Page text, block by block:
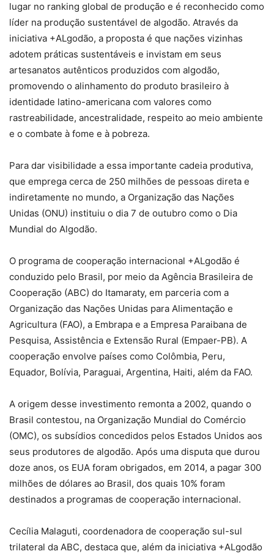
lugar no ranking global de produção e é reconhecido como
líder na produção sustentável de algodão. Através da
iniciativa +ALgodão, a proposta é que nações vizinhas
adotem práticas sustentáveis e invistam em seus
artesanatos autênticos produzidos com algodão,
promovendo o alinhamento do produto brasileiro à
identidade latino-americana com valores como
rastreabilidade, ancestralidade, respeito ao meio ambiente
e o combate à fome e à pobreza.
Para dar visibilidade a essa importante cadeia produtiva,
que emprega cerca de 250 milhões de pessoas direta e
indiretamente no mundo, a Organização das Nações
Unidas (ONU) instituiu o dia 7 de outubro como o Dia
Mundial do Algodão.
O programa de cooperação internacional +ALgodão é
conduzido pelo Brasil, por meio da Agência Brasileira de
Cooperação (ABC) do Itamaraty, em parceria com a
Organização das Nações Unidas para Alimentação e
Agricultura (FAO), a Embrapa e a Empresa Paraibana de
Pesquisa, Assistência e Extensão Rural (Empaer-PB). A
cooperação envolve países como Colômbia, Peru,
Equador, Bolívia, Paraguai, Argentina, Haiti, além da FAO.
A origem desse investimento remonta a 2002, quando o
Brasil contestou, na Organização Mundial do Comércio
(OMC), os subsídios concedidos pelos Estados Unidos aos
seus produtores de algodão. Após uma disputa que durou
doze anos, os EUA foram obrigados, em 2014, a pagar 300
milhões de dólares ao Brasil, dos quais 10% foram
destinados a programas de cooperação internacional.
Cecília Malaguti, coordenadora de cooperação sul-sul
trilateral da ABC, destaca que, além da iniciativa +ALgodão